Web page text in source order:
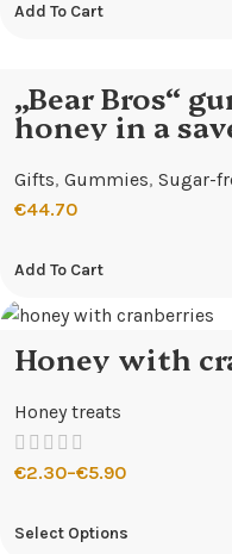
Add To Cart
„Bear Bros“ gummy bears with
honey in a
Gifts, Gummies, Sugar-
€44.70
Add To Cart
Honey with
Honey treats
€2.30–€5.90
Select Options